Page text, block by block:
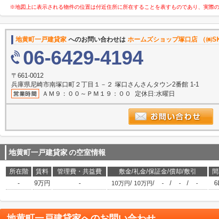
※地図上に表示される物件の位置は付近住所に所在することを表すものであり、実際
地黄町一戸建貸家 へのお問い合わせは ホームズショップ塚口店 （㈱
06-6429-4194
〒661-0012
兵庫県尼崎市南塚口町２丁目１－２ 塚口さんさんタウン2番館 1-1
ＡＭ９：００～ＰＭ１９：００ 定休日:水曜日
地黄町一戸建貸家の空室情報
所在階 賃料 管理費・共益費 敷金/礼金/保証金/償却/敷引
-
9万円 - 10万円/ 10万円/ - / - / -